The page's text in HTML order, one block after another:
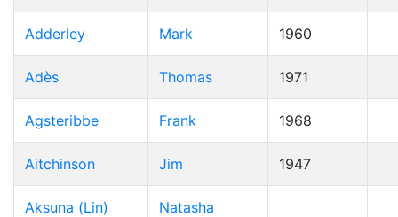
Adderley Mark 1960
Adès Thomas 1971
Agsteribbe Frank 1968
Aitchinson Jim 1947
Aksuna (Lin) Natasha